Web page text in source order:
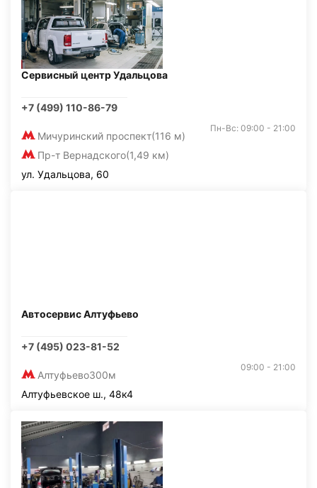
Сервисный центр Удальцова
+7 (499) 110-86-79
Мичуринский проспект(116 м)
Пр-т Вернадского(1,49 км)
Пн-Вс: 09:00 - 21:00
ул. Удальцова, 60
Автосервис Алтуфьево
+7 (495) 023-81-52
Алтуфьево300м
09:00 - 21:00
Алтуфьевское ш., 48к4